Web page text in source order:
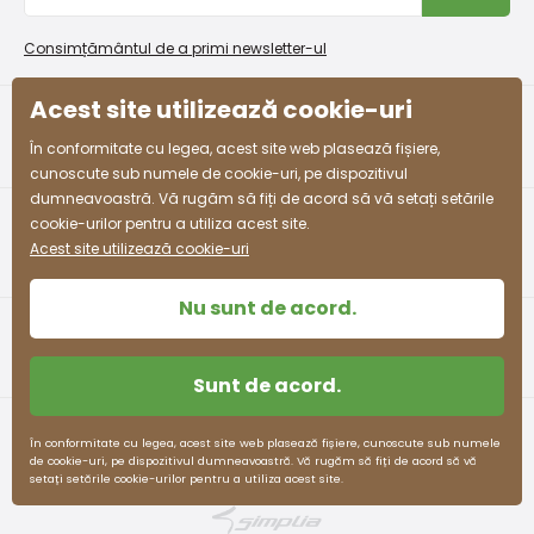
Pantofi pentru un școlar (adolescent)
Mărimea UE 37
Dimensiune
în mm
225 231 237 243 249 255
Program de afiliere
Colectarea bunurilor
Consimțământul de a primi newsletter-ul
pidilidi.cz © 2026. WebdesignLitvanyi.sk .
Acest site utilizează cookie-uri
În conformitate cu legea, acest site web plasează fișiere,
cunoscute sub numele de cookie-uri, pe dispozitivul
dumneavoastră. Vă rugăm să fiți de acord să vă setați setările
cookie-urilor pentru a utiliza acest site.
Acest site utilizează cookie-uri
Nu sunt de acord.
Sunt de acord.
În conformitate cu legea, acest site web plasează fișiere, cunoscute sub numele
de cookie-uri, pe dispozitivul dumneavoastră. Vă rugăm să fiți de acord să vă
setați setările cookie-urilor pentru a utiliza acest site.